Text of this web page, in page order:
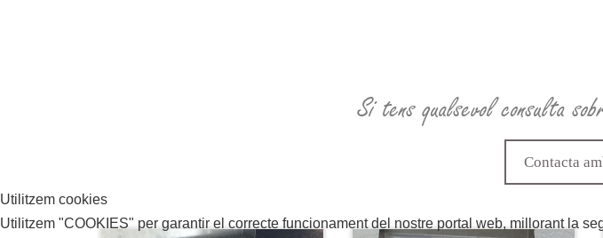
Si tens qualsevol consulta
Contacta
Utilitzem cookies
Utilitzem "COOKIES" per garantir el correcte funcionament del nostre portal web, millorant la